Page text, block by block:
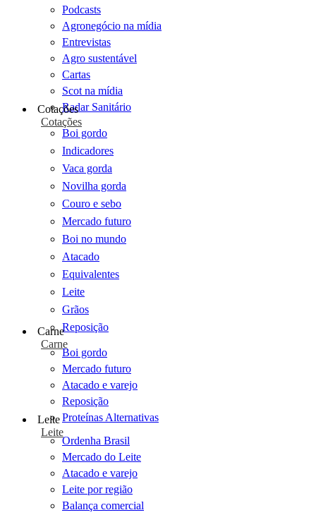
Podcasts
Agronegócio na mídia
Entrevistas
Agro sustentável
Cartas
Scot na mídia
Radar Sanitário
Cotações
Cotações
Boi gordo
Indicadores
Vaca gorda
Novilha gorda
Couro e sebo
Mercado futuro
Boi no mundo
Atacado
Equivalentes
Leite
Grãos
Reposição
Carne
Carne
Boi gordo
Mercado futuro
Atacado e varejo
Reposição
Proteínas Alternativas
Leite
Leite
Ordenha Brasil
Mercado do Leite
Atacado e varejo
Leite por região
Balança comercial